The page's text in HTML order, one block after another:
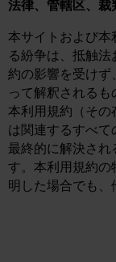
法律、管轄区、裁
本サイトおよび
る紛争は、抵触
約の影響を受けず
って解釈される
本利用規約（その
は関連するすべ
最終的に解決され
す。本利用規約
明した場合でも、